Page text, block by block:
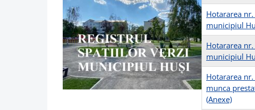
Hotararea
municipiul
Hotararea
municipiul
Hotararea
munca
(Anexe)